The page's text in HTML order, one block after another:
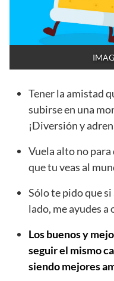
Tener la amistad
subirse en una
¡Diversión y
Vuela alto no para
que tu veas al
Sólo te pido que
lado, me ayudes
Los buenos y
seguir el mismo
siendo mejores